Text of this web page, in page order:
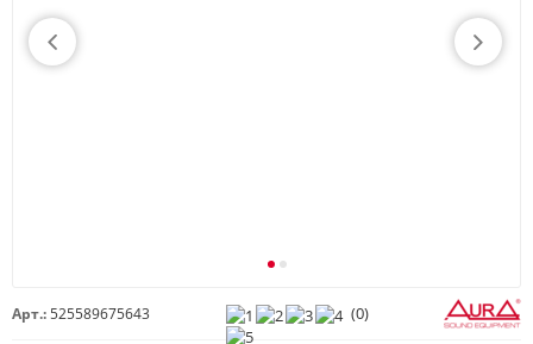
Арт.:525589675643 (0)